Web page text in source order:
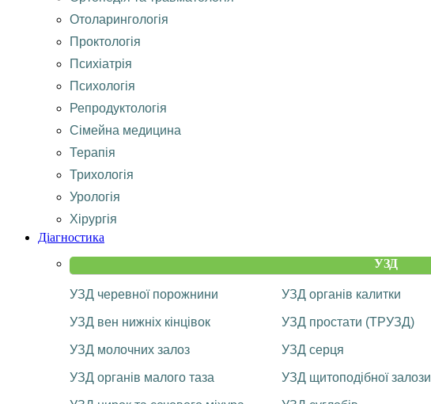
Отоларингологія
Проктологія
Психіатрія
Психологія
Репродуктологія
Сімейна медицина
Терапія
Трихологія
Урологія
Хірургія
Діагностика
УЗД
УЗД черевної порожнини
УЗД вен нижніх кінцівок
УЗД молочних залоз
УЗД органів малого таза
УЗД органів калитки
УЗД простати (ТРУЗД)
УЗД серця
УЗД щитоподібної залози